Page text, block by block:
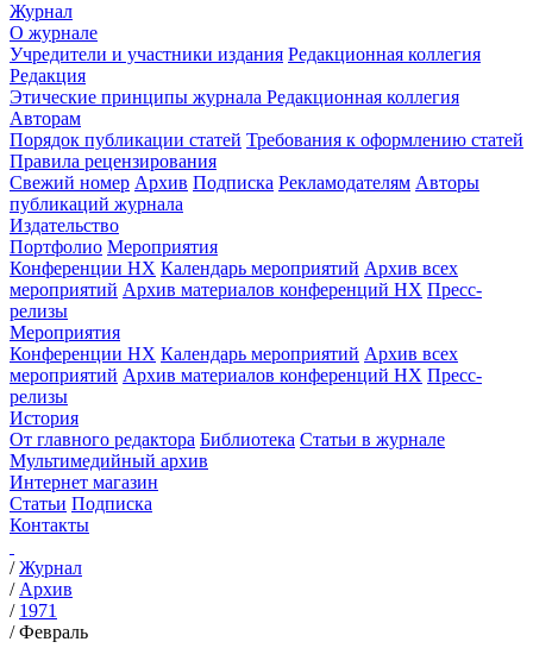
Журнал
О журнале
Учредители и участники издания Редакционная коллегия
Редакция
Этические принципы журнала Редакционная коллегия
Авторам
Порядок публикации статей Требования к оформлению статей
Правила рецензирования
Свежий номер Архив Подписка Рекламодателям Авторы
публикаций журнала
Издательство
Портфолио Мероприятия
Конференции НХ Календарь мероприятий Архив всех
мероприятий Архив материалов конференций НХ Пресс-
релизы
Мероприятия
Конференции НХ Календарь мероприятий Архив всех
мероприятий Архив материалов конференций НХ Пресс-
релизы
История
От главного редактора Библиотека Статьи в журнале
Мультимедийный архив
Интернет магазин
Статьи Подписка
Контакты
/Журнал
/ Архив
/ 1971
/Февраль